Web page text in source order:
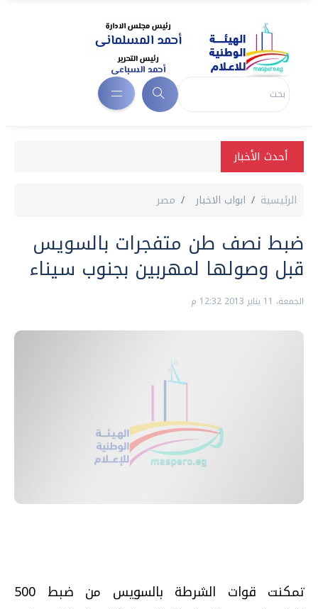
أحدث الأخبار
الرئيسية ابواب الاخبار مصر
ضبط نصف طن متفجرات بالسويس
قبل وصولها لمهربين بجنوب سيناء
الجمعة، 11 يناير 2013 12:32 م
تمكنت قوات الشرطة بالسويس من ضبط 500